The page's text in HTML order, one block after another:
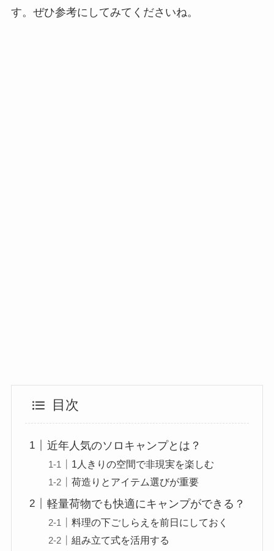
す。ぜひ参考にしてみてくださいね。
目次
近年人気のソロキャンプとは？
1人きりの空間で非現実を楽しむ
荷造りとアイテム選びが重要
軽量荷物でも快適にキャンプができる？
料理の下ごしらえを前日にしておく
組み立て式を活用する